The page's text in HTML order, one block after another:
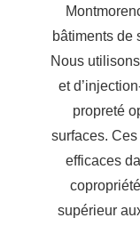
bâtiments de
Nous
et
propreté
surfaces.
efficaces
supérieur